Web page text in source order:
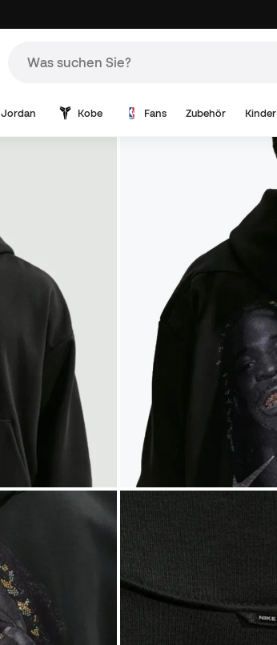
Jordan Kobe Fans Zubehör Kinder